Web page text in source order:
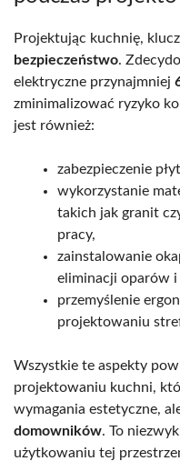
Projektując kuchnię,
bezpieczeństwo.
elektryczne przynajmniej
zminimalizować ryzyko
jest również:
zabezpieczenie
wykorzystanie
takich jak granit
pracy,
zainstalowanie
eliminacji oparów i
przemyślenie
projektowaniu
Wszystkie te aspekty
projektowaniu kuchni,
wymagania estetyczne,
domowników. To
użytkowaniu tej